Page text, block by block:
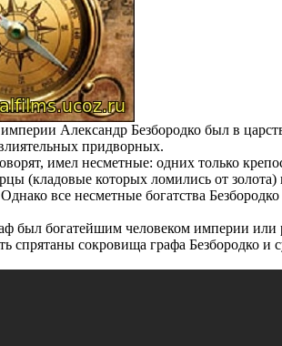
Александр Безбородко был в
придворных.
имел несметные: одних только
(кладовые которых ломились от золота)
все несметные богатства
был богатейшим человеком империи или
спрятаны сокровища графа Безбородко и